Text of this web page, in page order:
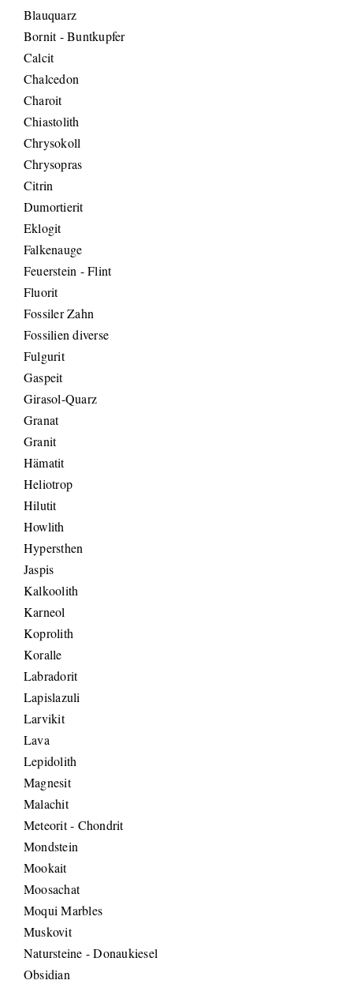
Blauquarz
Bornit - Buntkupfer
Calcit
Chalcedon
Charoit
Chiastolith
Chrysokoll
Chrysopras
Citrin
Dumortierit
Eklogit
Falkenauge
Feuerstein - Flint
Fluorit
Fossiler Zahn
Fossilien diverse
Fulgurit
Gaspeit
Girasol-Quarz
Granat
Granit
Hämatit
Heliotrop
Hilutit
Howlith
Hypersthen
Jaspis
Kalkoolith
Karneol
Koprolith
Koralle
Labradorit
Lapislazuli
Larvikit
Lava
Lepidolith
Magnesit
Malachit
Meteorit - Chondrit
Mondstein
Mookait
Moosachat
Moqui Marbles
Muskovit
Natursteine - Donaukiesel
Obsidian